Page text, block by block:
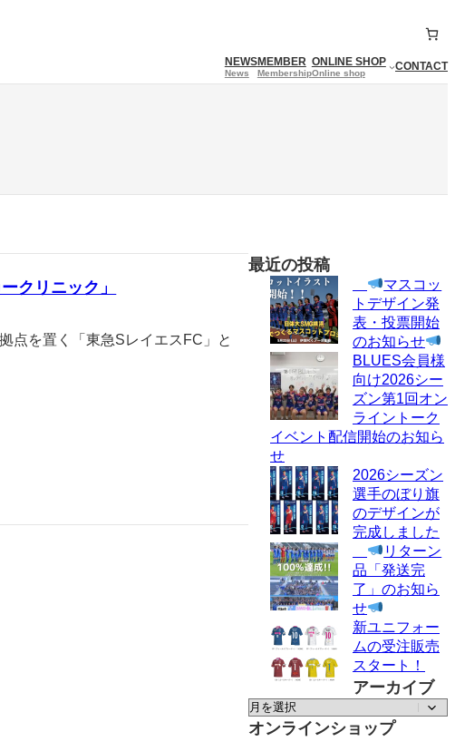
NEWS
News
MEMBER
Membership
ONLINE SHOP
Online shop CONTACT
クリニック」
点を置く「東急SレイエスFC」と
最近の投稿
マスコッ
トデザイン発
表・投票開始
のお知らせ
BLUES会員様
向け2026シー
ズン第1回オン
ライントーク
イベント配信開始のお知ら
せ
2026シーズン
選手のぼり旗
のデザインが
完成しました
リターン
品「発送完
了」のお知ら
せ
新ユニフォー
ムの受注販売
スタート！
アーカイブ
ア
ー
オンラインショップ